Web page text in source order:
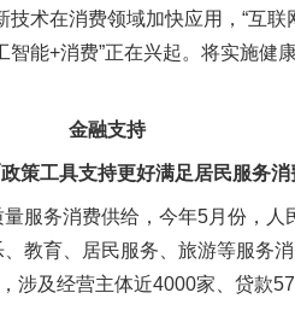
术在消费领域加快应用，“互
能+消费”正在兴起。将实施健
金融支持
策工具支持更好满足居民服务消
务消费供给，今年5月份，人
教育、居民服务、旅游等服务
涉及经营主体近4000家、贷款